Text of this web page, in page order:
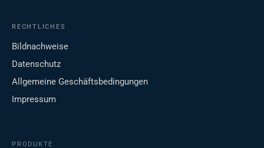
RECHTLICHES
Bildnachweise
Datenschutz
Allgemeine Geschäftsbedingungen
Impressum
PRODUKTE